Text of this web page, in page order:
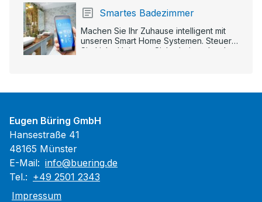
Smartes Badezimmer
Machen Sie Ihr Zuhause intelligent mit
unseren Smart Home Systemen. Steuern
Sie Licht, Heizung, Sicherheit und mehr
Eugen Büring GmbH
Hansestraße 41
48165 Münster
E-Mail: info@buering.de
Tel.: +49 2501 2343
Impressum